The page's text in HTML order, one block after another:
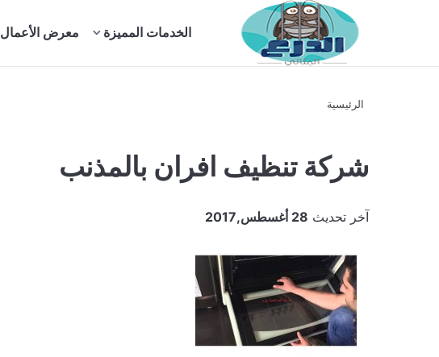
بحث الخدمات المميزة معرض الأعمال
الرئيسية
شركة تنظيف افران بالمذنب
آخر تحديث 28 أغسطس,2017